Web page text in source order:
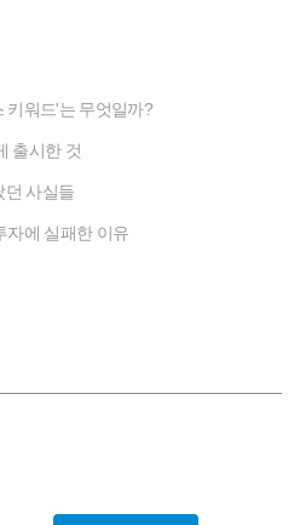
키워드'는 무엇일까?
출시한 것
던 사실들
자에 실패한 이유